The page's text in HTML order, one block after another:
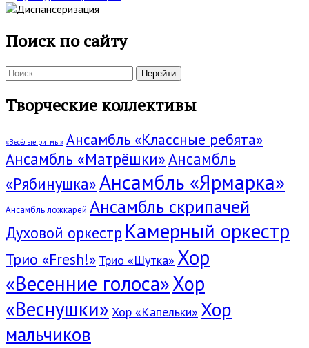
Поиск по сайту
Поиск:
Творческие коллективы
«Весёлые ритмы» Ансамбль «Классные ребята»
Ансамбль «Матрёшки»Ансамбль
«Рябинушка»Ансамбль «Ярмарка»
Ансамбль ложкарей Ансамбль скрипачей
Духовой оркестр Камерный оркестр
Трио «Fresh!» Трио «Шутка» Хор
«Весенние голоса»Хор
«Веснушки» Хор «Капельки» Хор
мальчиков